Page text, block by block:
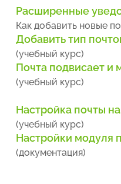
Расширенные
Как добавить новые
Добавить тип
(учебный курс)
Почта подвисает и
(учебный курс)
Настройка почты
(учебный курс)
Настройки модуля
(документация)